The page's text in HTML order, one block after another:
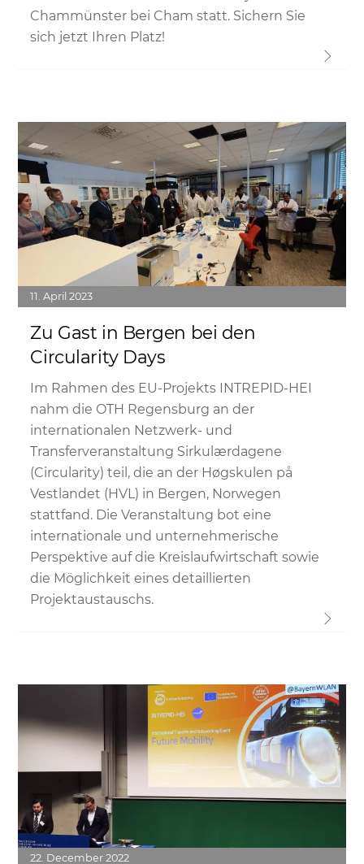
Chammünster bei Cham statt. Sichern Sie
sich jetzt Ihren Platz!
11 April 2023
Zu Gast in Bergen bei den
Circularity Days
Im Rahmen des EU-Projekts INTREPID-HEI
nahm die OTH Regensburg an der
internationalen Netzwerk- und
Transferveranstaltung Sirkulærdagene
(Circularity) teil, die an der Høgskulen på
Vestlandet (HVL) in Bergen, Norwegen
stattfand. Die Veranstaltung bot eine
internationale und unternehmerische
Perspektive auf die Kreislaufwirtschaft sowie
die Möglichkeit eines detaillierten
Projektaustauschs.
22 December 2022